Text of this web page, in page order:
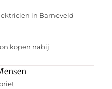
in Barneveld
kopen nabij